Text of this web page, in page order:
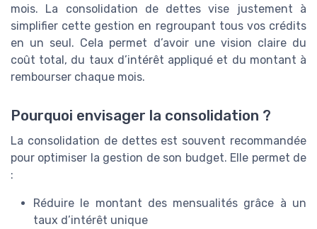
mois. La consolidation de dettes vise justement à
simplifier cette gestion en regroupant tous vos crédits
en un seul. Cela permet d’avoir une vision claire du
coût total, du taux d’intérêt appliqué et du montant à
rembourser chaque mois.
Pourquoi envisager la consolidation ?
La consolidation de dettes est souvent recommandée
pour optimiser la gestion de son budget. Elle permet de
:
Réduire le montant des mensualités grâce à un
taux d’intérêt unique